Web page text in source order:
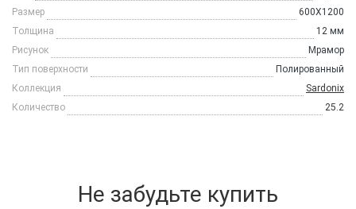
Размер
600X1200
Толщина
12 мм
Рисунок
Мрамор
Тип поверхности
Полированный
Коллекция
Sardonix
Количество
25.2
Не забудьте купить